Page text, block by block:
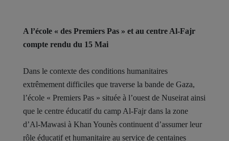
A l’école « des Premiers Pas » et au centre Al-Fajr
compte rendu du 15 Mai
Dans le contexte des conditions humanitaires
extrêmement difficiles que traverse la bande de Gaza,
l’école « Premiers Pas » située à l’ouest de Nuseirat ainsi
que le centre éducatif du camp Al-Fajr dans la zone
d’Al-Mawasi à Khan Younès continuent d’assumer leur
rôle éducatif et humanitaire au service de centaines